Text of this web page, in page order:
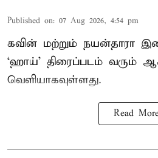
Published on: 07 Aug 2026, 4:54 pm
கவின் மற்றும் நயன்தாரா
‘ஹாய்’ திரைப்படம் வரும்
வெளியாகவுள்ளது.
Read